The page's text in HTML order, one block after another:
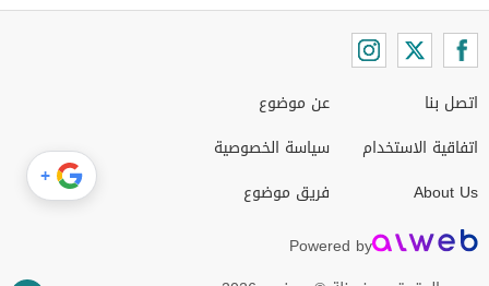
اتصل بنا
اتفاقية الاستخدام
About Us
عن موضوع
سياسة الخصوصية
فريق موضوع
Powered by
+